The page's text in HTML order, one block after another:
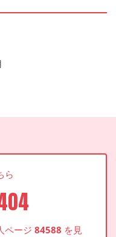
ら
ページ84588 を見